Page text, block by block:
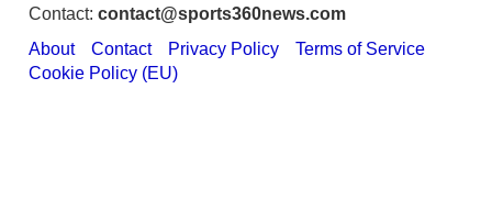
Contact: contact@sports360news.com
About
Contact Privacy Policy
Terms of Service
Cookie Policy (EU)